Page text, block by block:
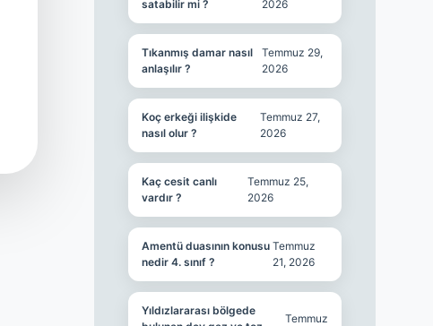
satabilir mi ?
2026
Tıkanmış damar nasıl
anlaşılır ?
Temmuz 29,
2026
Koç erkeği ilişkide
nasıl olur ?
Temmuz 27,
2026
Kaç cesit canlı
vardır ?
Temmuz 25,
2026
Amentü duasının konusu
nedir 4. sınıf ?
Temmuz
21, 2026
Yıldızlararası bölgede
Temmuz